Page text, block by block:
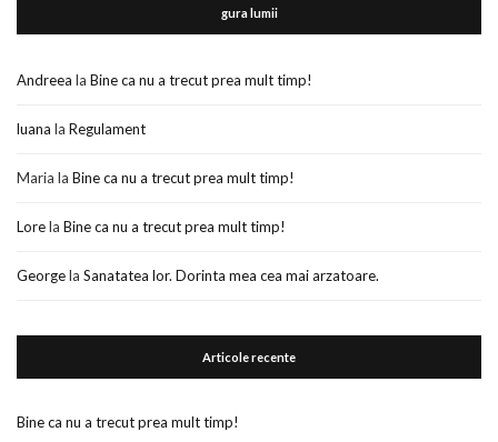
gura lumii
Andreea la Bine ca nu a trecut prea mult timp!
luana la Regulament
Maria la Bine ca nu a trecut prea mult timp!
Lorela Bine ca nu a trecut prea mult timp!
Georgela Sanatatea lor. Dorinta mea cea mai arzatoare.
Articole recente
Bine ca nu a trecut prea mult timp!